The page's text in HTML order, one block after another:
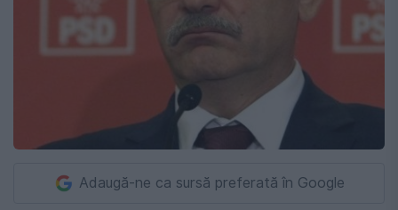
Adaugă-ne ca sursă preferată în Google